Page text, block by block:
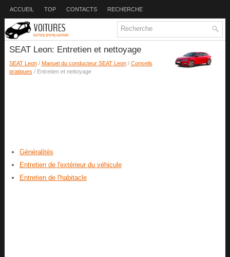
ACCUEIL TOP CONTACTS RECHERCHE
SEAT Leon: Entretien et nettoyage
SEAT Leon/ Manuel du conducteur SEAT Leon/ Conseils
pratiques / Entretien et nettoyage
Généralités
Entretien de l'extérieur du véhicule
Entretien de l'habitacle